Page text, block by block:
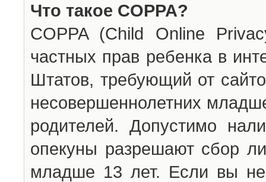
Что такое COPPA?
COPPA (Child Online
частных прав ребенка в
Штатов, требующий от
несовершеннолетних
родителей. Допустимо
опекуны разрешают сбор
младше 13 лет. Если вы